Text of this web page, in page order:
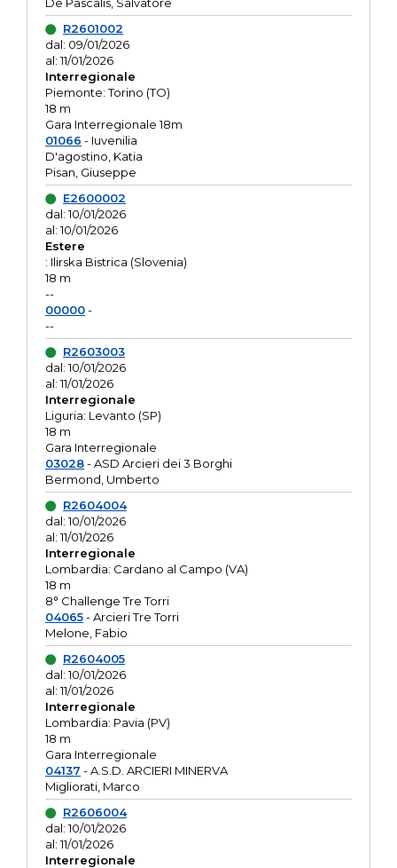
R2601002
dal: 09/01/2026
al: 11/01/2026
Interregionale
Piemonte: Torino (TO)
18 m
Gara Interregionale 18m
01066 - Iuvenilia
D'agostino, Katia
Pisan, Giuseppe
E2600002
dal: 10/01/2026
al: 10/01/2026
Estere
: Ilirska Bistrica (Slovenia)
18 m
--
00000-
--
R2603003
dal: 10/01/2026
al: 11/01/2026
Interregionale
Liguria: Levanto (SP)
18 m
Gara Interregionale
03028- ASD Arcieri dei 3 Borghi
Bermond, Umberto
R2604004
dal: 10/01/2026
al: 11/01/2026
Interregionale
Lombardia: Cardano al Campo (VA)
18 m
8° Challenge Tre Torri
04065- Arcieri Tre Torri
Melone, Fabio
R2604005
dal: 10/01/2026
al: 11/01/2026
Interregionale
Lombardia: Pavia (PV)
18 m
Gara Interregionale
04137 - A.S.D. ARCIERI MINERVA
Migliorati, Marco
R2606004
dal: 10/01/2026
al: 11/01/2026
Interregionale